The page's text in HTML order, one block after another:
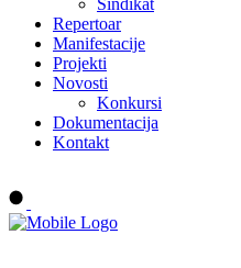
Sindikat
Repertoar
Manifestacije
Projekti
Novosti
Konkursi
Dokumentacija
Kontakt